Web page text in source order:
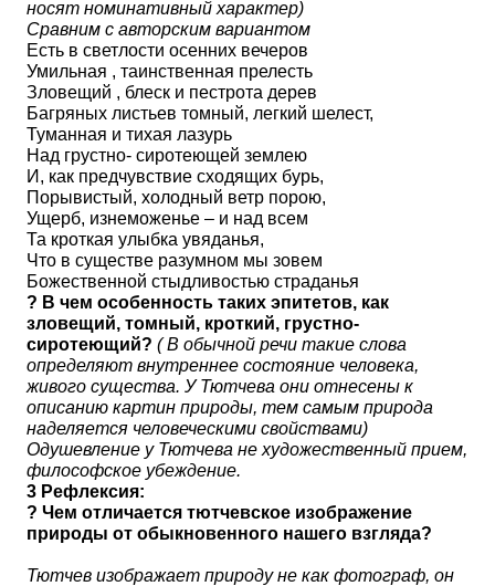
носят номинативный характер)
Сравним с авторским вариантом
Есть в светлости осенних вечеров
Умильная , таинственная прелесть
Зловещий , блеск и пестрота дерев
Багряных листьев томный, легкий шелест,
Туманная и тихая лазурь
Над грустно- сиротеющей землею
И, как предчувствие сходящих бурь,
Порывистый, холодный ветр порою,
Ущерб, изнеможенье – и над всем
Та кроткая улыбка увяданья,
Что в существе разумном мы зовем
Божественной стыдливостью страданья
? В чем особенность таких эпитетов, как
зловещий, томный, кроткий, грустно-
сиротеющий? ( В обычной речи такие слова
определяют внутреннее состояние человека,
живого существа. У Тютчева они отнесены к
описанию картин природы, тем самым природа
наделяется человеческими свойствами)
Одушевление у Тютчева не художественный прием,
философское убеждение.
3 Рефлексия:
? Чем отличается тютчевское изображение
природы от обыкновенного нашего взгляда?
Тютчев изображает природу не как фотограф, он